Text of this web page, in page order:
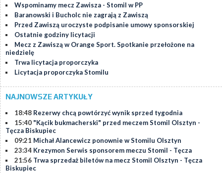
Wspominamy mecz Zawisza - Stomil w PP
Baranowski i Bucholc nie zagrają z Zawiszą
Przed Zawiszą uroczyste podpisanie umowy sponsorskiej
Ostatnie godziny licytacji
Mecz z Zawiszą w Orange Sport. Spotkanie przełożone na
niedzielę
Trwa licytacja proporczyka
Licytacja proporczyka Stomilu
NAJNOWSZE ARTYKUŁY
18:48 Rezerwy chcą powtórzyć wynik sprzed tygodnia
15:40 "Kącik bukmacherski" przed meczem Stomil Olsztyn -
Tęcza Biskupiec
09:21 Michał Alancewicz ponownie w Stomilu Olsztyn
23:34 Krezymon Serwis sponsorem meczu Stomil - Tęcza
21:56 Trwa sprzedaż biletów na mecz Stomil Olsztyn - Tęcza
Biskupiec